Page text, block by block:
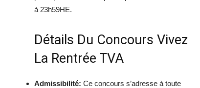
à 23h59HE.
Détails Du Concours Vivez
La Rentrée TVA
Admissibilité: Ce concours s’adresse à toute